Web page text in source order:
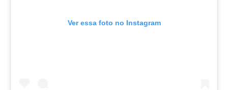
Ver essa foto no Instagram